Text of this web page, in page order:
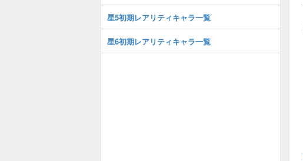
星5初期レアリティキャラ一覧
星6初期レアリティキャラ一覧